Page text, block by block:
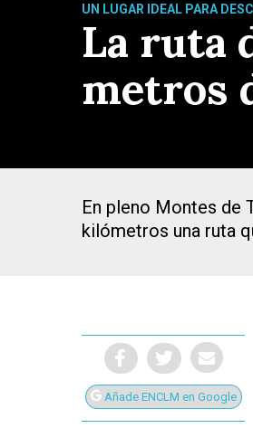
Presiona Intro
UN LUGAR IDEAL PARA
La ruta
metros
En pleno Montes de
kilómetros una ruta
Añade ENCLM en Google